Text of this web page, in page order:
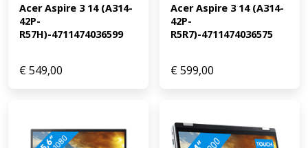
Acer Aspire 3 14 (A314-
42P-
R57H)-4711474036599
€549,00
Acer Aspire 3 14 (A314-
42P-
R5R7)-4711474036575
€599,00